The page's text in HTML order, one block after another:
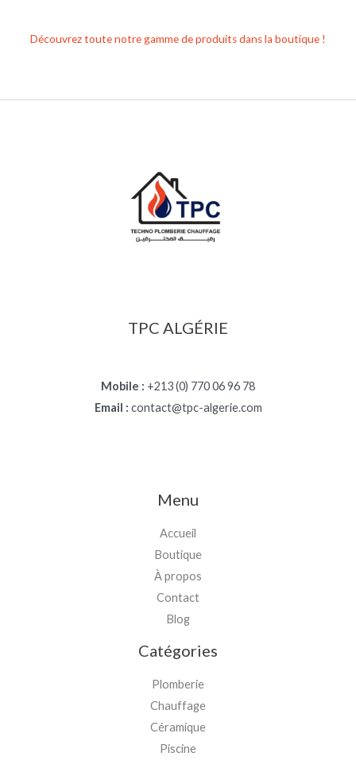
Découvrez toute notre gamme de produits dans la boutique !
TPC ALGÉRIE
Mobile : +213 (0) 770 06 96 78
Email : contact@tpc-algerie.com
Menu
Accueil
Boutique
À propos
Contact
Blog
Catégories
Plomberie
Chauffage
Céramique
Piscine